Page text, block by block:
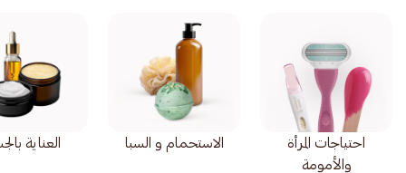
احتياجات المرأة
والأمومة
الاستحمام و السبا العناية